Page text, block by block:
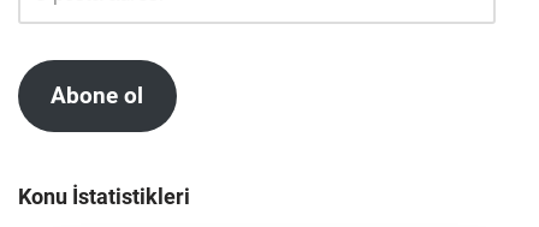
Abone ol
Konu İstatistikleri